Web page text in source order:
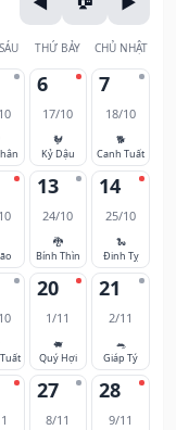
THỨ BẢY CHỦ NHẬT
6
17/10
🐓
Kỷ Dậu
7
18/10
🐕
Canh Tuất
13
24/10
🐉
Bính Thìn
14
25/10
🐍
Đinh Tỵ
20
1/11
🐖
Quý Hợi
21
2/11
🐀
Giáp Tý
27
8/11
28
9/11